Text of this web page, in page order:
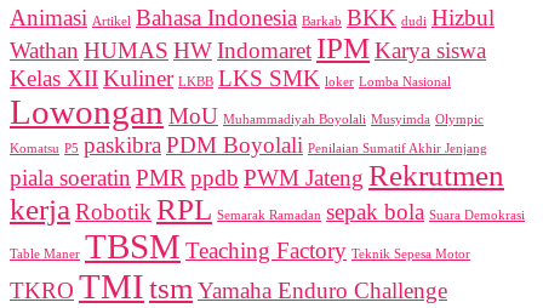
Animasi Artikel Bahasa Indonesia Barkab BKK dudi Hizbul
Wathan HUMAS HWIndomaret IPMKarya siswa
Kelas XIIKuliner LKBB LKS SMK loker Lomba Nasional
Lowongan MoU Muhammadiyah Boyolali Musyimda Olympic
Komatsu P5 paskibraPDM Boyolali Penilaian Sumatif Akhir Jenjang
piala soeratin PMRppdb PWM Jateng Rekrutmen
kerjaRobotikRPL Semarak Ramadan sepak bola Suara Demokrasi
Table Maner TBSM Teaching Factory Teknik Sepesa Motor
TKRO TMItsmYamaha Enduro Challenge